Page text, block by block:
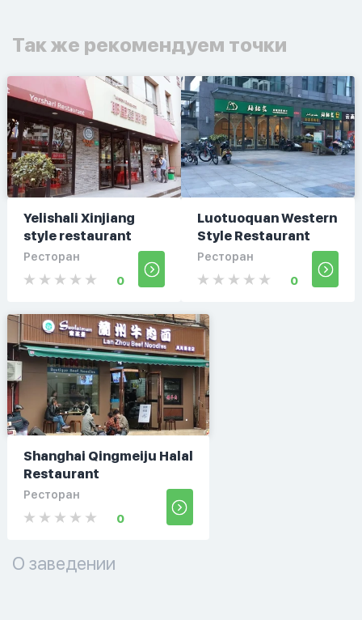
Так же рекомендуем точки
Yelishali Xinjiang
style restaurant
Ресторан
0
Luotuoquan Western
Style Restaurant
Ресторан
0
Shanghai Qingmeiju Halal
Restaurant
Ресторан
0
О заведении